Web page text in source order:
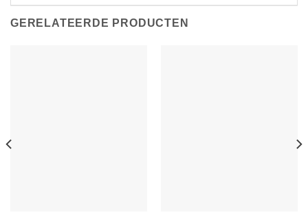
GERELATEERDE PRODUCTEN